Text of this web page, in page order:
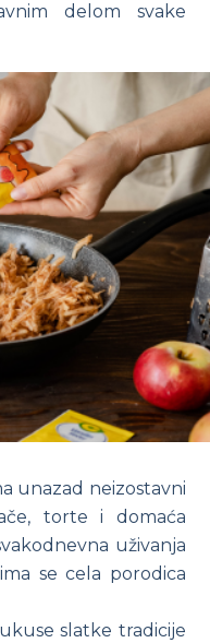
delom svake
unazad neizostavni
torte i domaća
uživanja
se cela porodica
slatke tradicije